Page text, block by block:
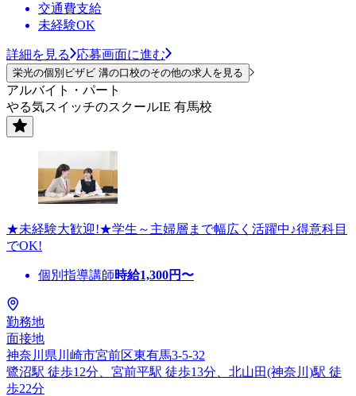
交通費支給
未経験OK
詳細を見る 応募画面に進む
栄光の個別ビザビ 溝の口校のその他の求人を見る
アルバイト・パート
やる気スイッチのスクールIE 有馬校
★未経験大歓迎!★学生～主婦層まで幅広く活躍中♪得意科目
でOK!
個別指導講師時給1,300円〜
勤務地
面接地
神奈川県川崎市宮前区東有馬3-5-32
鷺沼駅 徒歩12分、宮前平駅 徒歩13分、北山田(神奈川)駅 徒
歩22分